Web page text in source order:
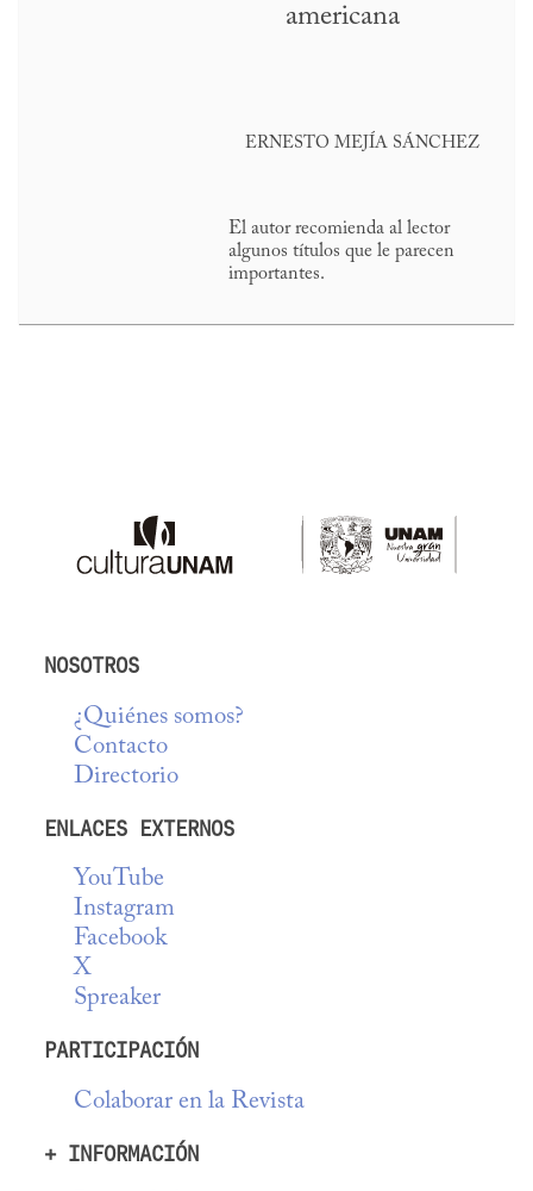
americana
ERNESTO MEJÍA SÁNCHEZ
El autor recomienda al lector
algunos títulos que le parecen
importantes.
NOSOTROS
¿Quiénes somos?
Contacto
Directorio
ENLACES EXTERNOS
YouTube
Instagram
Facebook
X
Spreaker
PARTICIPACIÓN
Colaborar en la Revista
+ INFORMACIÓN